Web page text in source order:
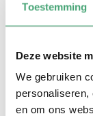
Toestemming
Deze website
We gebruiken
en om ons
PVC vloeren
PVC vloeren
nog jaren mee